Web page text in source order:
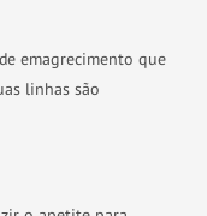
emagrecimento que
linhas são